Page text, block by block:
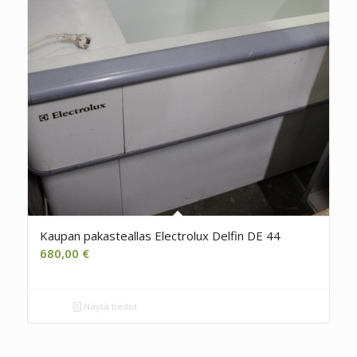
Kaupan pakasteallas Electrolux Delfin DE 44
680,00 €
Näytä tiedot